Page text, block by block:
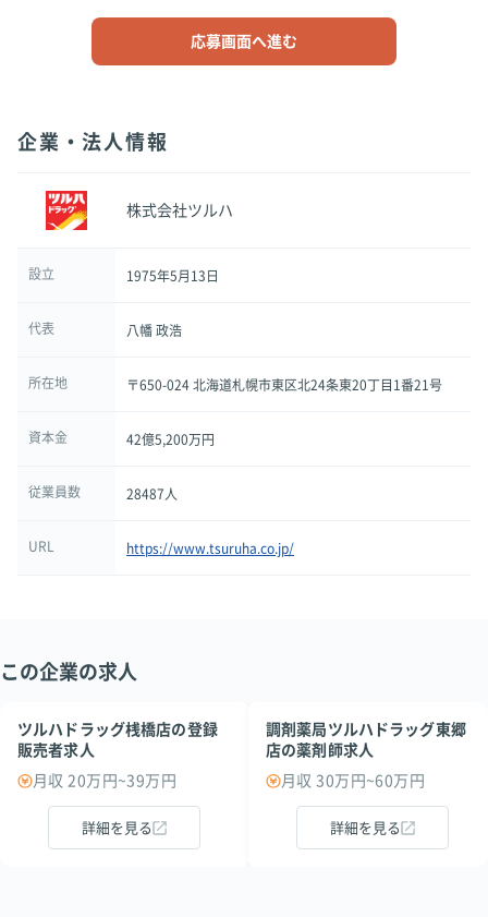
応募画面へ進む
企業・法人情報
株式会社ツルハ
設立 1975年5月13日
代表 八幡 政浩
所在地 〒650-024 北海道札幌市東区北24条東20丁目1番21号
資本金 42億5,200万円
従業員数 28487人
URL https://www.tsuruha.co.jp/
この企業の求人
ツルハドラッグ桟橋店の登録
販売者求人
月収 20万円~39万円
詳細を見る
調剤薬局ツルハドラッグ東郷
店の薬剤師求人
月収 30万円~60万円
詳細を見る